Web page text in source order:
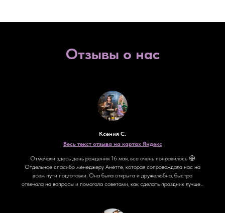
Отзывы о нас
Ксения С.
Весь текст отзыва на картах Яндекс
Отмечали здесь день рождения 16 мая, все очень понравилось 🤩
Отдельное спасибо менеджеру Анетте, которая сопровождала нас на
всем пути подготовки. Она была открыта и дружелюбна, быстро
отвечала на вопросы и помогала советами, как сделать праздник лучше...